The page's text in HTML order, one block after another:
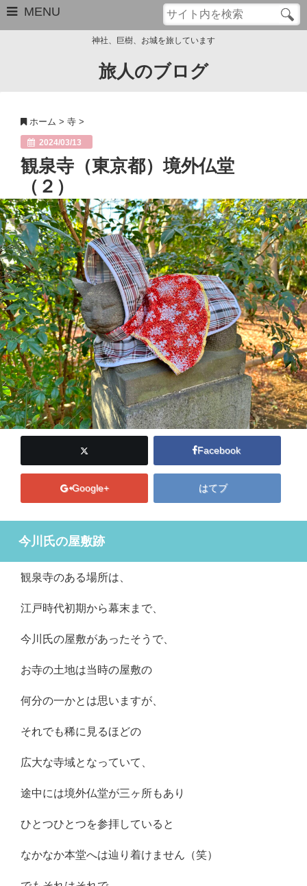
MENU
サイトマップ
管理人のプロフィール
Close
神社、巨樹、お城を旅しています
旅人のブログ
ホーム > 寺 >
2024/03/13
観泉寺（東京都）境外仏堂
（２）
Facebook
Google+ はてブ
今川氏の屋敷跡
観泉寺のある場所は、
江戸時代初期から幕末まで、
今川氏の屋敷があったそうで、
お寺の土地は当時の屋敷の
何分の一かとは思いますが、
それでも稀に見るほどの
広大な寺域となっていて、
途中には境外仏堂が三ヶ所もあり
ひとつひとつを参拝していると
なかなか本堂へは辿り着けません（笑）